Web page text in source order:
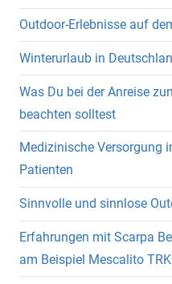
Outdoor-Erlebnisse auf
Winterurlaub in
Was Du bei der Anreise
beachten solltest
Medizinische Versorgung
Patienten
Sinnvolle und sinnlose
Erfahrungen mit Scarpa
am Beispiel Mescalito